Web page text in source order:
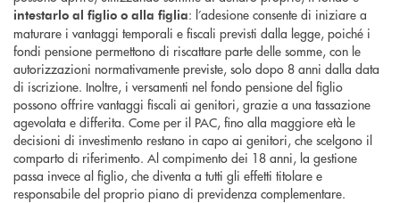
intestarlo al figlio o alla figlia: l’adesione consente di iniziare a
maturare i vantaggi temporali e fiscali previsti dalla legge, poiché i
fondi pensione permettono di riscattare parte delle somme, con le
autorizzazioni normativamente previste, solo dopo 8 anni dalla data
di iscrizione. Inoltre, i versamenti nel fondo pensione del figlio
possono offrire vantaggi fiscali ai genitori, grazie a una tassazione
agevolata e differita. Come per il PAC, fino alla maggiore età le
decisioni di investimento restano in capo ai genitori, che scelgono il
comparto di riferimento. Al compimento dei 18 anni, la gestione
passa invece al figlio, che diventa a tutti gli effetti titolare e
responsabile del proprio piano di previdenza complementare.